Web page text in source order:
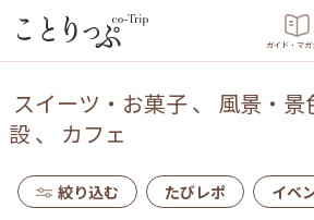
ガイド・マガ
スイーツ・お菓子、 風景・景
設、 カフェ
絞り込む たびレポ イベ